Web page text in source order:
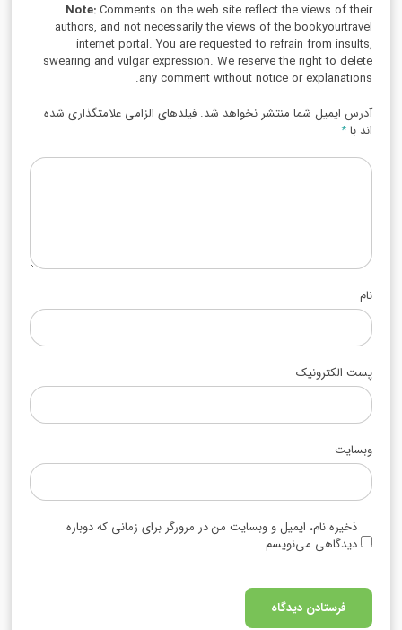
Note:Comments on the web site reflect the views of their
authors, and not necessarily the views of the bookyourtravel
internet portal. You are requested to refrain from insults,
swearing and vulgar expression. We reserve the right to delete
any comment without notice or explanations.
آدرس ایمیل شما منتشر نخواهد شد. فیلدهای الزامی علامتگذاری شده
اند با*
نام
پست الکترونیک
وبسایت
ذخیره نام، ایمیل و وبسایت من در مرورگر برای زمانی که دوباره
دیدگاهی می‌نویسم.